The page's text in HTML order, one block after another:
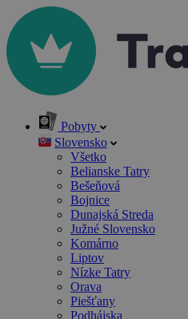
Pobyty
Slovensko
Všetko
Belianske Tatry
Bešeňová
Bojnice
Dunajská Streda
Južné Slovensko
Komárno
Liptov
Nízke Tatry
Orava
Piešťany
Podhájska